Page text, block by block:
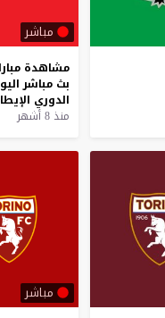
مباشر
مشاهدة
بث مباشر
الدوري
منذ 8 أشهر
مباشر